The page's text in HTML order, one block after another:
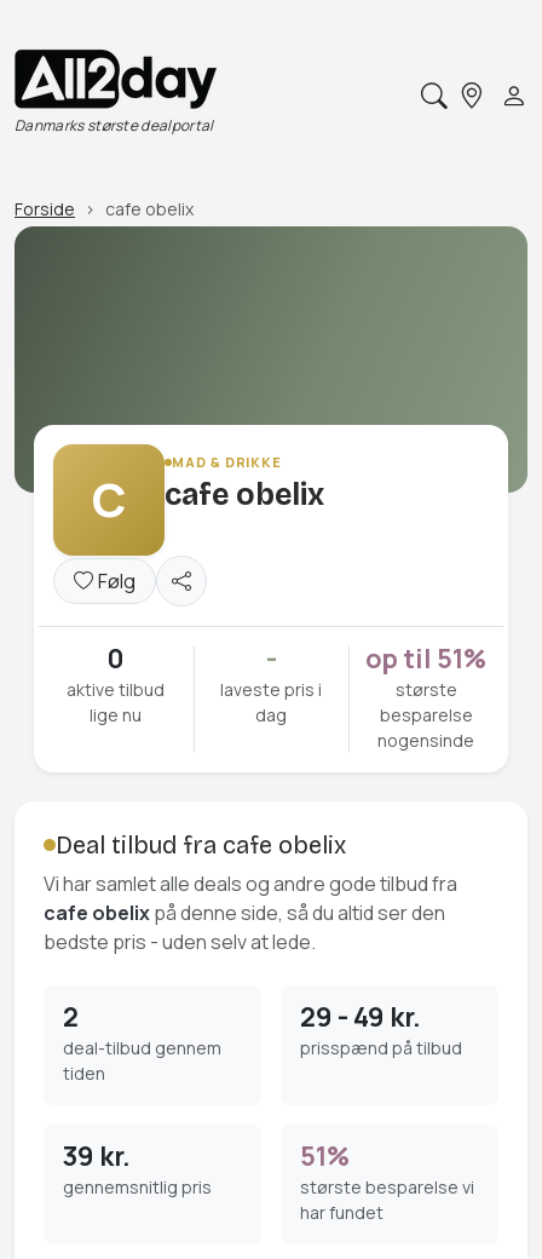
Danmarks største dealportal
Forside cafe obelix
C
MAD & DRIKKE
cafe obelix
Følg
0
aktive tilbud
lige nu
-
laveste pris i
dag
op til 51%
største
besparelse
nogensinde
Deal tilbud fra cafe obelix
Vi har samlet alle deals og andre gode tilbud fra
cafe obelixpå denne side, så du altid ser den
bedste pris - uden selv at lede.
2
deal-tilbud gennem
tiden
29 - 49 kr.
prisspænd på tilbud
39 kr.
gennemsnitlig pris
51%
største besparelse vi
har fundet